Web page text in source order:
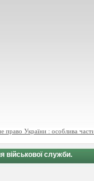
право України : особлива
військової служби.